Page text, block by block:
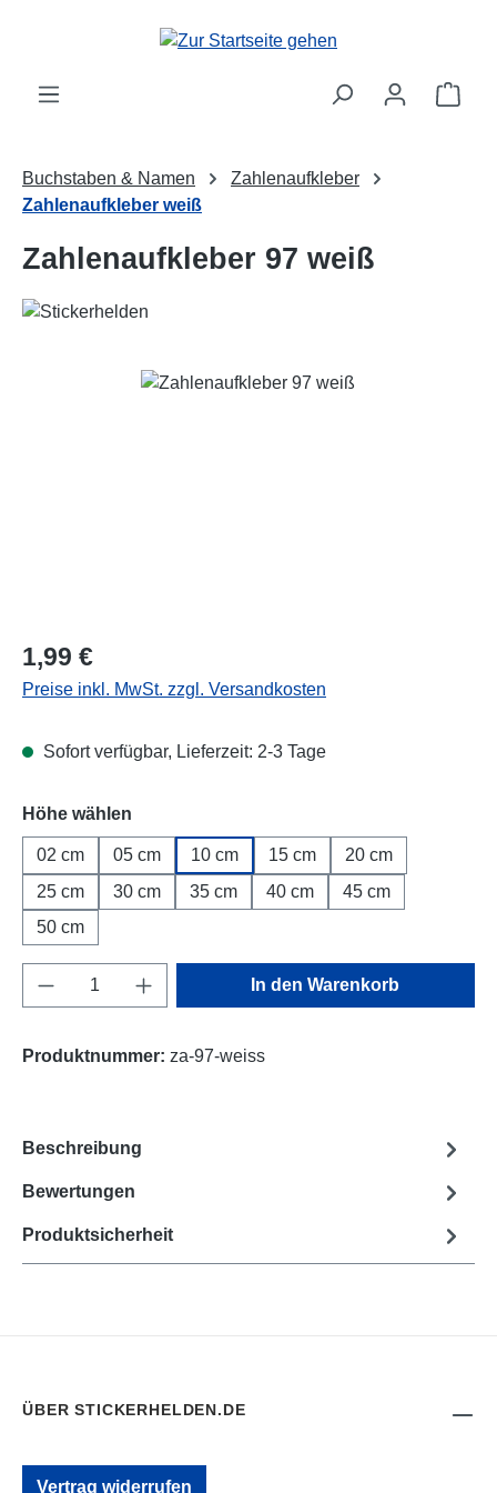
Zum Hauptinhalt springen
Buchstaben & Namen
Zahlenaufkleber
Zahlenaufkleber weiß
Zahlenaufkleber 97 weiß
Bildergalerie überspringen
Regulärer Preis:
1,99 €
Preise inkl. MwSt. zzgl. Versandkosten
Sofort verfügbar, Lieferzeit: 2-3 Tage
Höhe wählen
02 cm 05 cm 10 cm 15 cm
20 cm
25 cm
30 cm 35 cm 40 cm
45 cm
50 cm
Produkt Anzahl: Gib den gewünschten
In den Warenkorb
Produktnummer: za-97-weiss
Beschreibung
Bewertungen
Produktsicherheit
ÜBER STICKERHELDEN.DE
Vertrag widerrufen